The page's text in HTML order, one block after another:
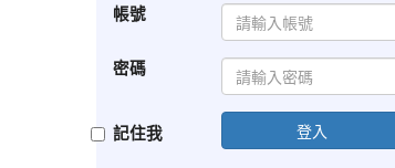
帳號
密碼
記住我 登入